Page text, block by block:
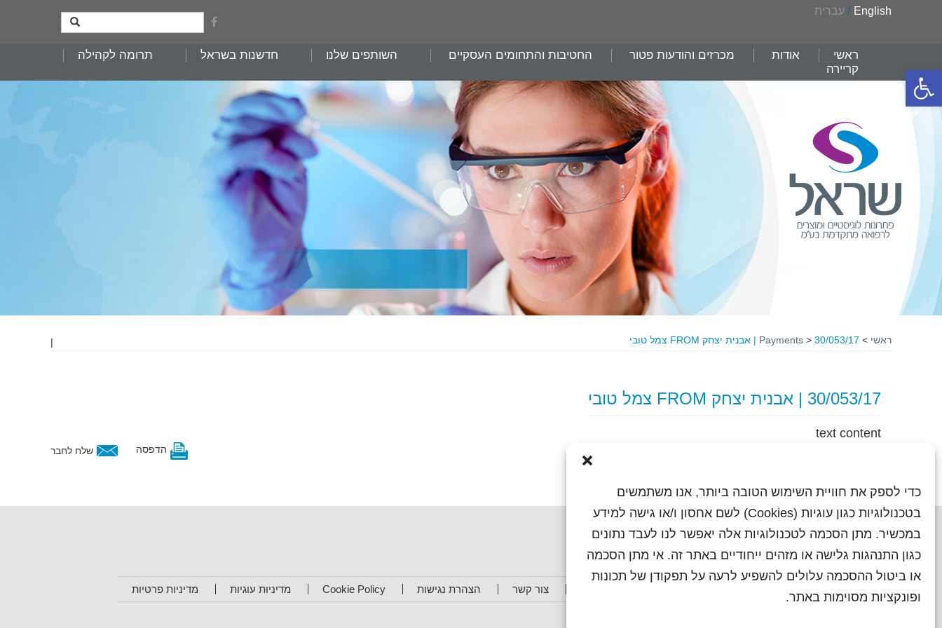
פתח סרגל נגישות
כדי לספק את חוויית השימוש הטובה ביותר, אנו משתמשים
בטכנולוגיות כגון עוגיות (Cookies) לשם אחסון ו/או גישה למידע
במכשיר. מתן הסכמה לטכנולוגיות אלה יאפשר לנו לעבד נתונים
כגון התנהגות גלישה או מזהים ייחודיים באתר זה. אי מתן הסכמה
או ביטול ההסכמה עלולים להשפיע לרעה על תפקודן של תכונות
ופונקציות מסוימות באתר.
English
/ עברית
ראשי אודות מכרזים והודעות פטור החטיבות והתחומים העסקיים השותפים שלנו חדשנות בשראל
תרומה לקהילה
קריירה
ראשי >
Payments > 30/053/17 | אבנית יצחק FROM צמל טובי |
30/053/17 | אבנית יצחק FROM צמל טובי
text content
שלח לחבר הדפסה
צור קשר הצהרת נגישות Cookie Policy מדיניות עוגיות מדיניות פרטיות